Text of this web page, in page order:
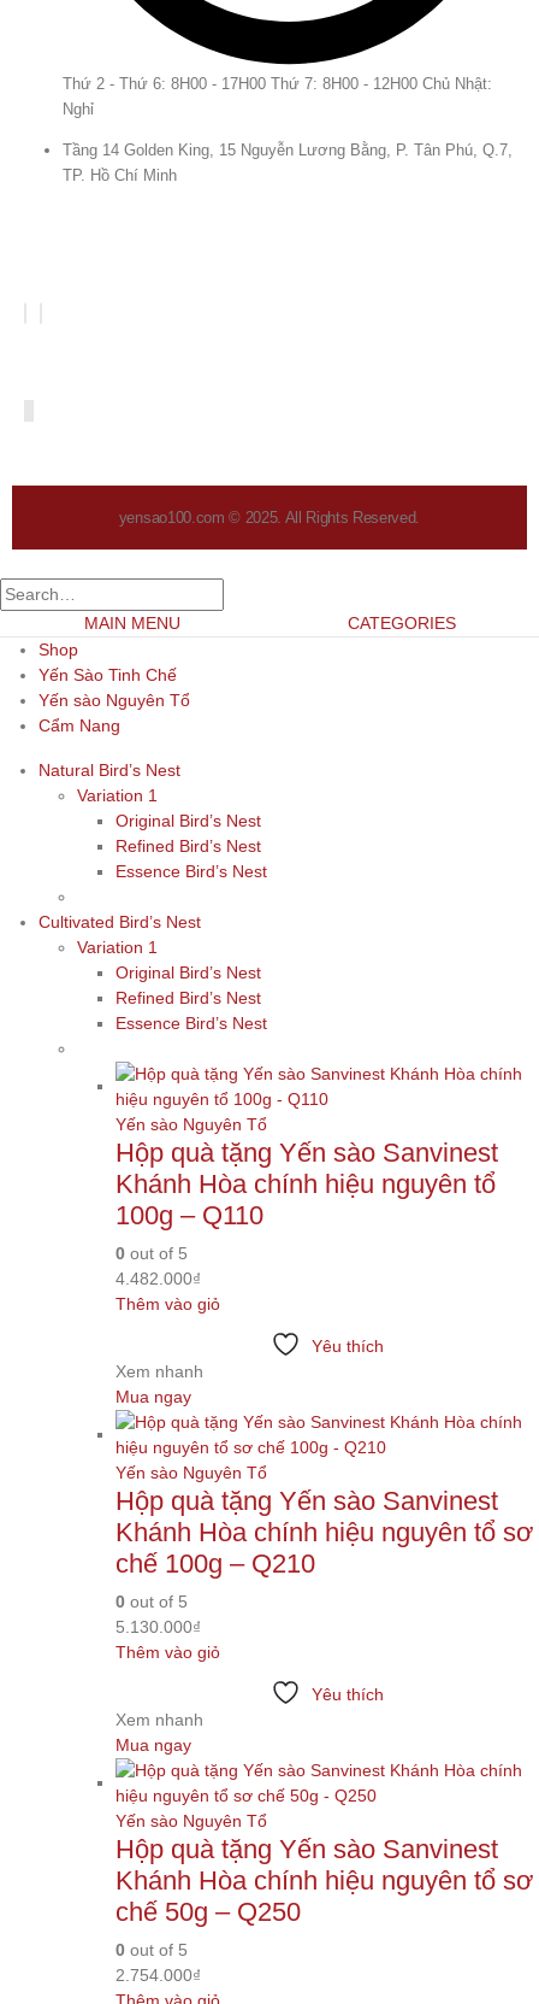
Thứ 2 - Thứ 6: 8H00 - 17H00 Thứ 7: 8H00 - 12H00 Chủ Nhật:
Nghỉ
Tầng 14 Golden King, 15 Nguyễn Lương Bằng, P. Tân Phú, Q.7,
TP. Hồ Chí Minh
yensao100.com © 2025. All Rights Reserved.
MAIN MENU
CATEGORIES
Shop
Yến Sào Tinh Chế
Yến sào Nguyên Tổ
Cẩm Nang
Natural Bird’s Nest
Variation 1
Original Bird’s Nest
Refined Bird’s Nest
Essence Bird’s Nest
Cultivated Bird’s Nest
Variation 1
Original Bird’s Nest
Refined Bird’s Nest
Essence Bird’s Nest
Yến sào Nguyên Tổ
Hộp quà tặng Yến sào Sanvinest
Khánh Hòa chính hiệu nguyên tổ
100g – Q110
0 out of 5
4.482.000₫
Thêm vào giỏ
Yêu thích
Xem nhanh
Mua ngay
Yến sào Nguyên Tổ
Hộp quà tặng Yến sào Sanvinest
Khánh Hòa chính hiệu nguyên tổ sơ
chế 100g – Q210
0 out of 5
5.130.000₫
Thêm vào giỏ
Yêu thích
Xem nhanh
Mua ngay
Yến sào Nguyên Tổ
Hộp quà tặng Yến sào Sanvinest
Khánh Hòa chính hiệu nguyên tổ sơ
chế 50g – Q250
0 out of 5
2.754.000₫
Thêm vào giỏ